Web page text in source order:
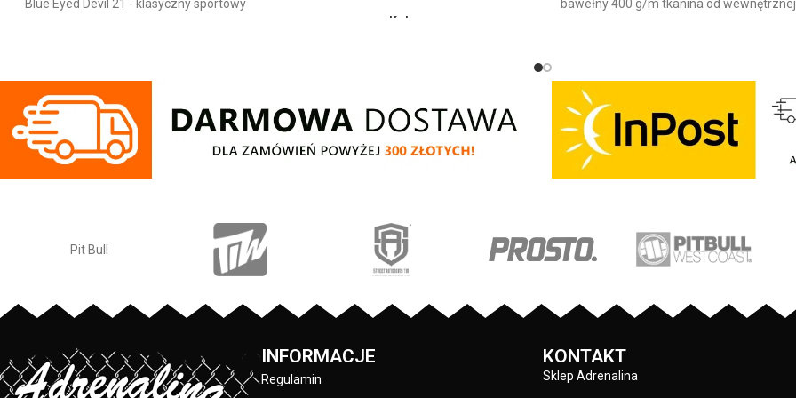
Blue Eyed Devil 21 - klasyczny sportowy
przyjemna w dotyku - mocne żebrowane
ściągacze na rękawach oraz u dołu bluzy
- regulacja kaptura za pomocą szerokiego
sznurka z metalowym wykończeniem -
ściągacze rękawów posiadają otwory na
kciuki - lamówka przy karku chroniąca
przednia kieszeń typu kangurka -
wysokiej jakości nieścieralne nadruki
wykonane specjalistyczną technologią
/ 20% polyester
Kolor:
Blue Eyed Devil X - klasyczny sportowy
fason - wykonana z wysokogatunkowej
grubej bawełny 400 gr/m2 - tkanina od
- regulacja kaptura za pomocą szerokiego
sznurka z metalowym wykończeniem -
ściągacze rękawów posiadają otwory na
przed otarciami - na lewym rękawie
przednia kieszeń typu kangurka -
wysokiej jakości nieścieralne nadruki
bawełny 400 g/m tkanina od wewnętrznej
kołnierz ściągacze rękawów dodatkowo
posiadają otwory na kciuk od
wewnętrznej strony lamówka przy karku
chroniąca przed otarciami silikonowa
kwadratowa naszywka na lewym rękawie
z logo marki Pit Bull duży nadruk na
są specjalistyczną technologią sitodruku
przez co są bardzo trwałe
INFORMACJE
Regulamin
KONTAKT
Sklep Adrenalina